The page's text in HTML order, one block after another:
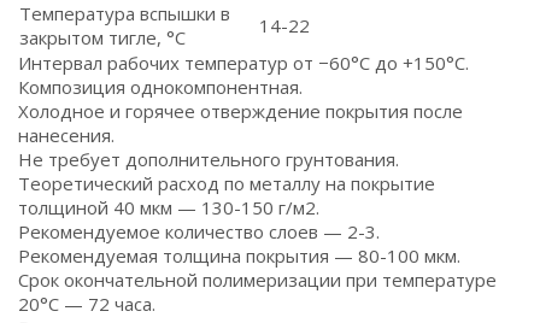
Температура вспышки в
закрытом тигле, °С
14-22
Интервал рабочих температур от −60°С до +150°С.
Композиция однокомпонентная.
Холодное и горячее отверждение покрытия после
нанесения.
Не требует дополнительного грунтования.
Теоретический расход по металлу на покрытие
толщиной 40 мкм — 130-150 г/м2.
Рекомендуемое количество слоев — 2-3.
Рекомендуемая толщина покрытия — 80-100 мкм.
Срок окончательной полимеризации при температуре
20°С — 72 часа.